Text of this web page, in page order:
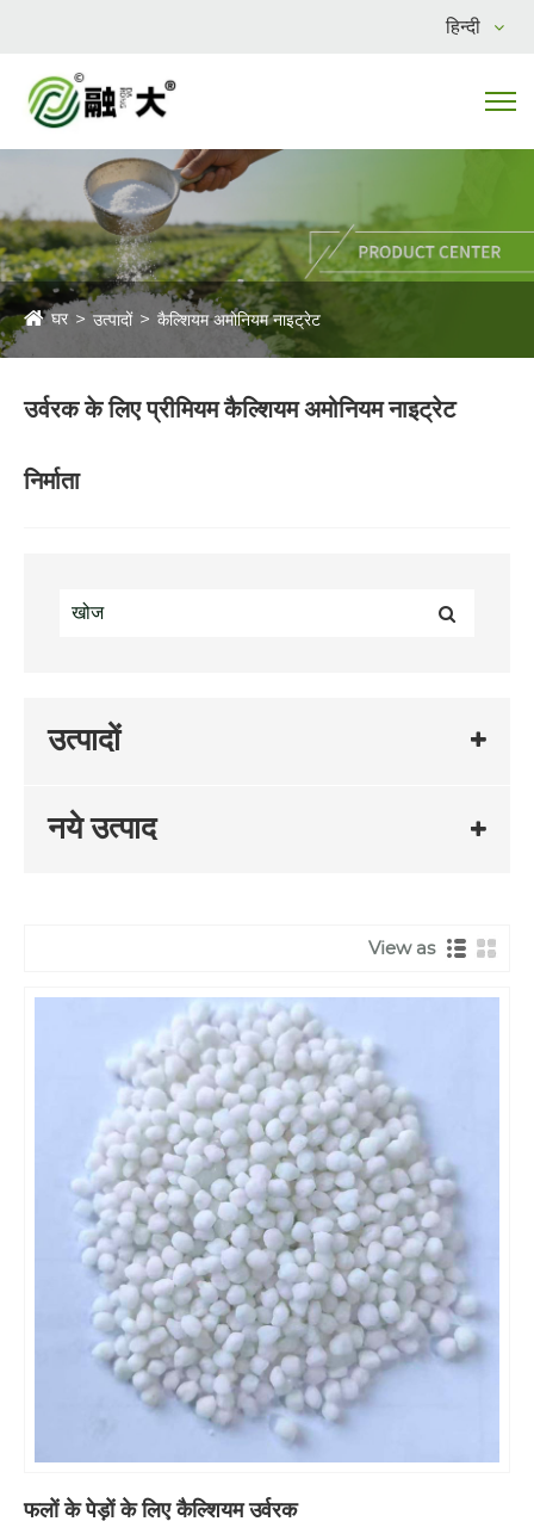
हिन्दी
घर उत्पादों कैल्शियम अमोनियम नाइट्रेट
उर्वरक के लिए प्रीमियम कैल्शियम अमोनियम नाइट्रेट
निर्माता
उत्पादों
नये उत्पाद
View as
फलों के पेड़ों के लिए कैल्शियम उर्वरक